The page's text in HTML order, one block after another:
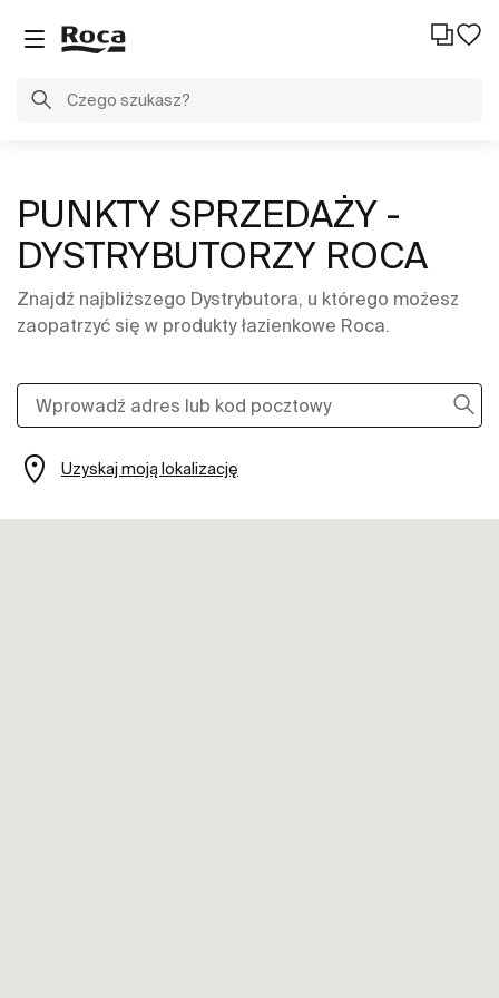
PUNKTY SPRZEDAŻY -
DYSTRYBUTORZY ROCA
Znajdź najbliższego Dystrybutora, u którego możesz
zaopatrzyć się w produkty łazienkowe Roca.
Uzyskaj moją lokalizację